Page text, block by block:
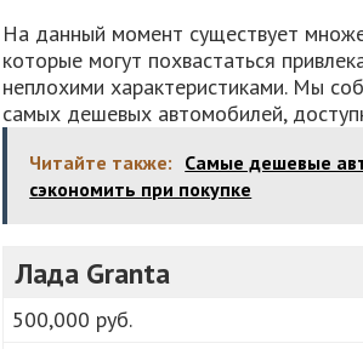
На данный момент существует
которые могут похвастаться
неплохими характеристиками. Мы
самых дешевых автомобилей,
Читайте также: Самые дешевые
сэкономить при покупке
Лада Granta
500,000 руб.